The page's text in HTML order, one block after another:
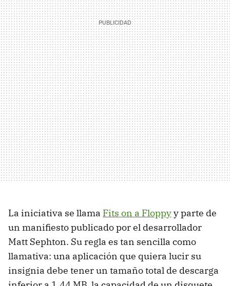
La iniciativa se llama Fits on a Floppyy parte de
un manifiesto publicado por el desarrollador
Matt Sephton. Su regla es tan sencilla como
llamativa: una aplicación que quiera lucir su
insignia debe tener un tamaño total de descarga